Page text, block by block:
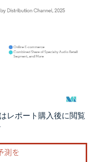
4.0の表示が必要です。
レポート購入後に閲覧